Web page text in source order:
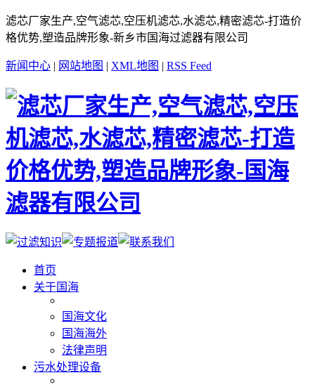
滤芯厂家生产,空气滤芯,空压机滤芯,水滤芯,精密滤芯-打造价
格优势,塑造品牌形象-新乡市国海过滤器有限公司
新闻中心 | 网站地图 | XML地图 | RSS Feed
首页
关于国海
国海文化
国海海外
法律声明
污水处理设备